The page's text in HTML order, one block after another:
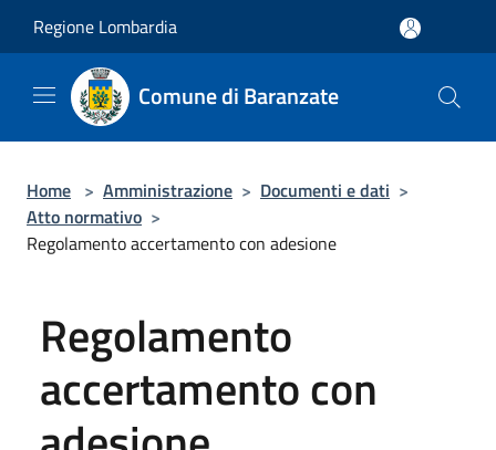
Regione Lombardia
Comune di Baranzate
Home > Amministrazione > Documenti e dati >
Atto normativo >
Regolamento accertamento con adesione
Regolamento
accertamento con